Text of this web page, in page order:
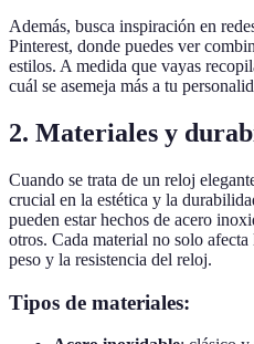
Además, busca inspiración en
Pinterest, donde puedes ver
estilos. A medida que vayas
cuál se asemeja más a tu
2. Materiales y
Cuando se trata de un reloj
crucial en la estética y la
pueden estar hechos de acero
otros. Cada material no solo
peso y la resistencia del reloj.
Tipos de materiales: